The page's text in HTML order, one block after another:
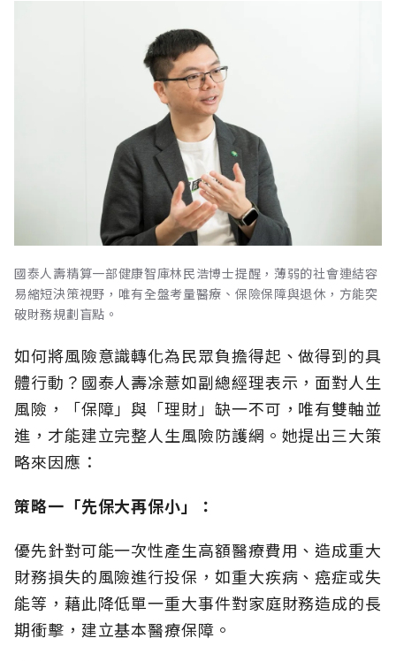
國泰人壽精算一部健康智庫林民浩博士提醒，薄弱的社會連結容
易縮短決策視野，唯有全盤考量醫療、保險保障與退休，方能突
破財務規劃盲點。
如何將風險意識轉化為民眾負擔得起、做得到的具
體行動？國泰人壽凃薏如副總經理表示，面對人生
風險，「保障」與「理財」缺一不可，唯有雙軸並
進，才能建立完整人生風險防護網。她提出三大策
略來因應：
策略一「先保大再保小」：
優先針對可能一次性產生高額醫療費用、造成重大
財務損失的風險進行投保，如重大疾病、癌症或失
能等，藉此降低單一重大事件對家庭財務造成的長
期衝擊，建立基本醫療保障。